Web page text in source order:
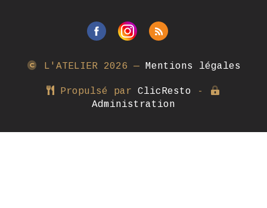
L'ATELIER 2026 — Mentions légales
Propulsé par ClicResto -
Administration